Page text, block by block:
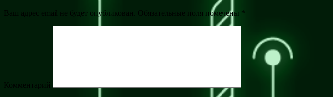
Ваш адрес email не будет опубликован. Обязательные поля помечены *
Комментарий